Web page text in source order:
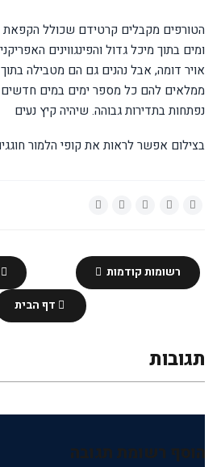
הטורפים מקבלים קרטידם שכולל
ומים בתוך מיכל גדול והפינגווינים
אויר דומה, אבל נהנים גם הם מטבילה
ממלאים להם כל מספר ימים במים חדשים
נפתחות בתדירות גבוהה. שיהיה קיץ נעים
בצילום אפשר לראות את קופי הלמור
רשומות קודמות
דף הבית
תגובות
הוסף רשומת תגובה